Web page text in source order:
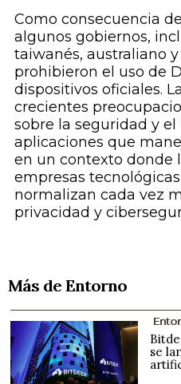
Como consecuencia
algunos gobiernos,
taiwanés, australiano
prohibieron el uso de
dispositivos oficiales.
crecientes
sobre la seguridad y
aplicaciones que
en un contexto donde
empresas
normalizan cada vez
privacidad y
Más de Entorno
se